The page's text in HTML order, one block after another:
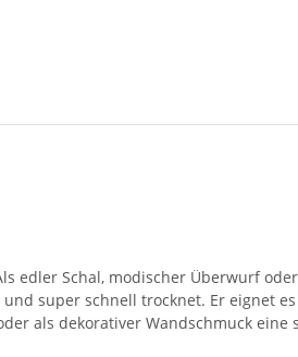
edler Schal, modischer Überwurf
super schnell trocknet. Er eignet
als dekorativer Wandschmuck eine